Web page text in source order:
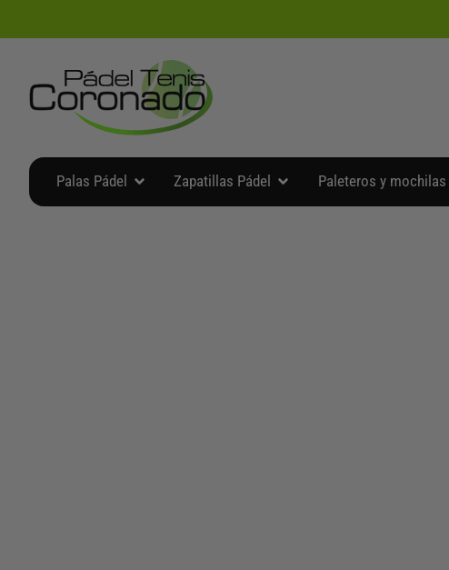
al
Palas Pádel Abrir Palas Pádel
Zapatillas Pádel Abrir Zapatillas Pádel
Paleteros y mochilas